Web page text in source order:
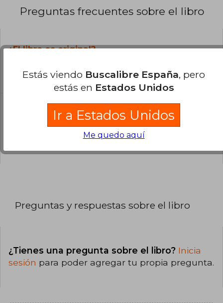
Preguntas frecuentes sobre el libro
¿El libro es original?
catálogo son Originales.
¿Cuál es la encuadernación de este libro?
La encuadernación de esta edición es Tapa
Preguntas y respuestas sobre el libro
¿Tienes una pregunta sobre el libro? Inicia
sesión para poder agregar tu propia pregunta.
Estás viendo Buscalibre España, pero
estás en Estados Unidos
Ir a Estados Unidos
Me quedo aquí